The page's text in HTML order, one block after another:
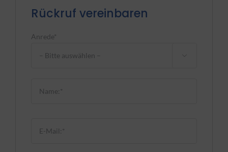
Rückruf vereinbaren
Anrede*